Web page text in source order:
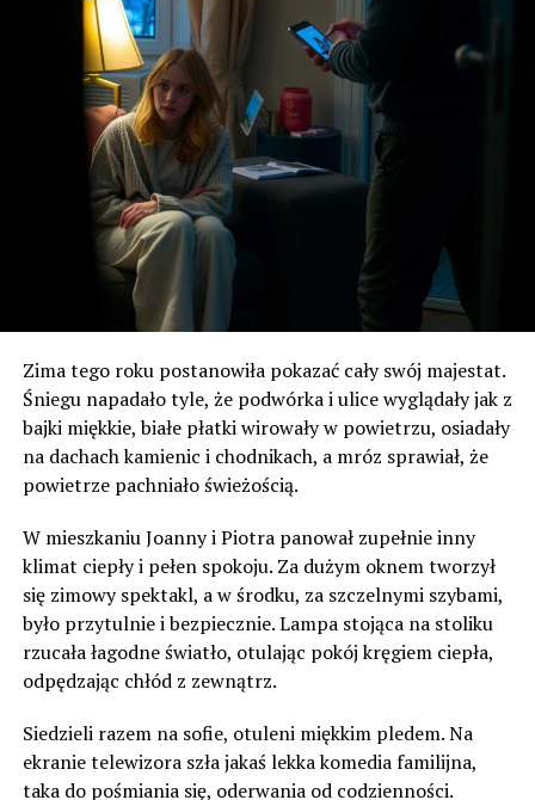
Zima tego roku postanowiła pokazać cały swój majestat.
Śniegu napadało tyle, że podwórka i ulice wyglądały jak z
bajki miękkie, białe płatki wirowały w powietrzu, osiadały
na dachach kamienic i chodnikach, a mróz sprawiał, że
powietrze pachniało świeżością.
W mieszkaniu Joanny i Piotra panował zupełnie inny
klimat ciepły i pełen spokoju. Za dużym oknem tworzył
się zimowy spektakl, a w środku, za szczelnymi szybami,
było przytulnie i bezpiecznie. Lampa stojąca na stoliku
rzucała łagodne światło, otulając pokój kręgiem ciepła,
odpędzając chłód z zewnątrz.
Siedzieli razem na sofie, otuleni miękkim pledem. Na
ekranie telewizora szła jakaś lekka komedia familijna,
taka do pośmiania się, oderwania od codzienności.